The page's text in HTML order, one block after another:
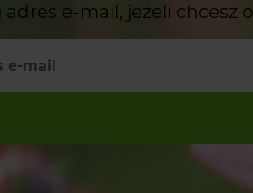
adres e-mail, jeżeli